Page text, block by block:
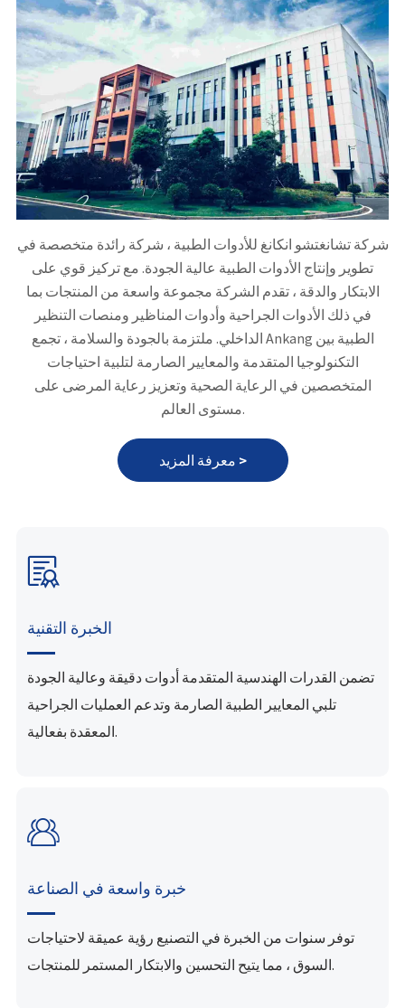
شركة تشانغتشو انكانغ للأدوات الطبية ، شركة رائدة متخصصة في
تطوير وإنتاج الأدوات الطبية عالية الجودة. مع تركيز قوي على
الابتكار والدقة ، تقدم الشركة مجموعة واسعة من المنتجات بما
في ذلك الأدوات الجراحية وأدوات المناظير ومنصات التنظير
الداخلي. ملتزمة بالجودة والسلامة ، تجمع Ankang الطبية بين
التكنولوجيا المتقدمة والمعايير الصارمة لتلبية احتياجات
المتخصصين في الرعاية الصحية وتعزيز رعاية المرضى على
مستوى العالم.
معرفة المزيد >

الخبرة التقنية
تضمن القدرات الهندسية المتقدمة أدوات دقيقة وعالية الجودة
تلبي المعايير الطبية الصارمة وتدعم العمليات الجراحية
المعقدة بفعالية.

خبرة واسعة في الصناعة
توفر سنوات من الخبرة في التصنيع رؤية عميقة لاحتياجات
السوق ، مما يتيح التحسين والابتكار المستمر للمنتجات.